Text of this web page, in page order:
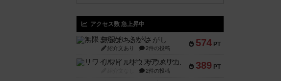
アクセス数 急上昇中
574 PT
無限まちがいさがし
紹介文あり 2件の投稿
389 PT
リワイルド：サウスアメリカ
2件の投稿